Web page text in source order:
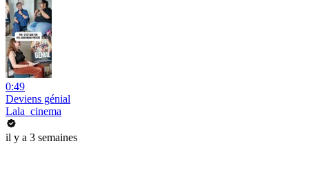
0:49
Deviens génial
Lala_cinema
il y a 3 semaines